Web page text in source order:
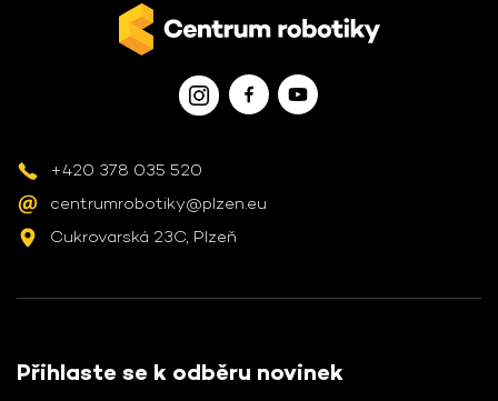
+420 378 035 520
centrumrobotiky@plzen.eu
Cukrovarská 23C, Plzeň
Přihlaste se k odběru novinek